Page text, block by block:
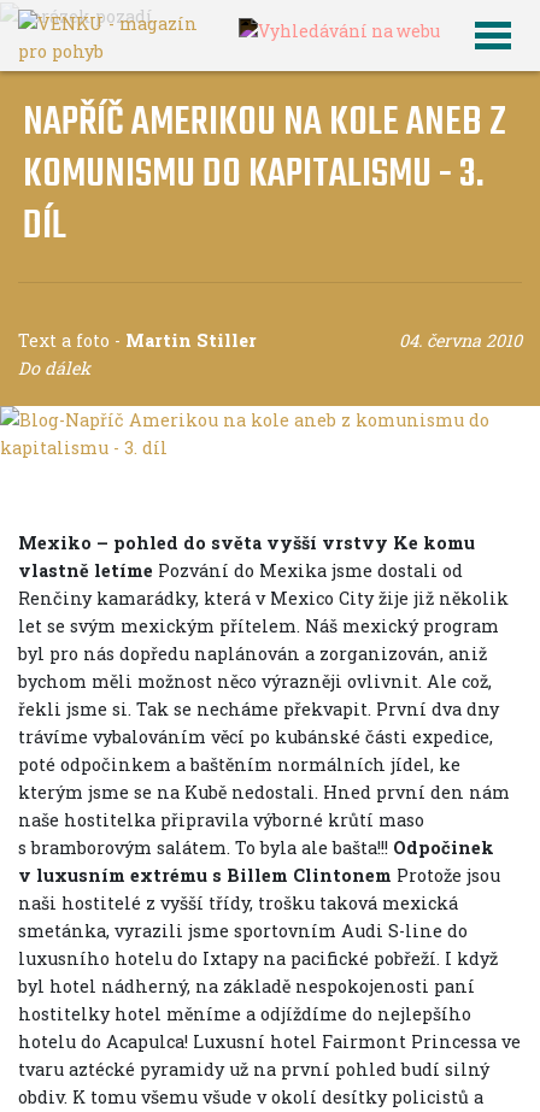
NAPŘÍČ AMERIKOU NA KOLE ANEB Z
KOMUNISMU DO KAPITALISMU - 3.
DÍL
Text a foto - Martin Stiller
04. června 2010
Do dálek
Mexiko – pohled do světa vyšší vrstvy Ke komu
vlastně letíme Pozvání do Mexika jsme dostali od
Renčiny kamarádky, která v Mexico City žije již několik
let se svým mexickým přítelem. Náš mexický program
byl pro nás dopředu naplánován a zorganizován, aniž
bychom měli možnost něco výrazněji ovlivnit. Ale což,
řekli jsme si. Tak se necháme překvapit. První dva dny
trávíme vybalováním věcí po kubánské části expedice,
poté odpočinkem a baštěním normálních jídel, ke
kterým jsme se na Kubě nedostali. Hned první den nám
naše hostitelka připravila výborné krůtí maso
s bramborovým salátem. To byla ale bašta!!! Odpočinek
v luxusním extrému s Billem Clintonem Protože jsou
naši hostitelé z vyšší třídy, trošku taková mexická
smetánka, vyrazili jsme sportovním Audi S-line do
luxusního hotelu do Ixtapy na pacifické pobřeží. I když
byl hotel nádherný, na základě nespokojenosti paní
hostitelky hotel měníme a odjíždíme do nejlepšího
hotelu do Acapulca! Luxusní hotel Fairmont Princessa ve
tvaru aztécké pyramidy už na první pohled budí silný
obdiv. K tomu všemu všude v okolí desítky policistů a